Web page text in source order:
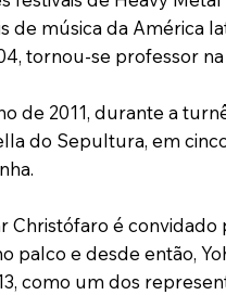
de música da América
tornou-se professor
de 2011, durante a
do Sepultura, em
Christófaro é convidado
palco e desde então,
como um dos